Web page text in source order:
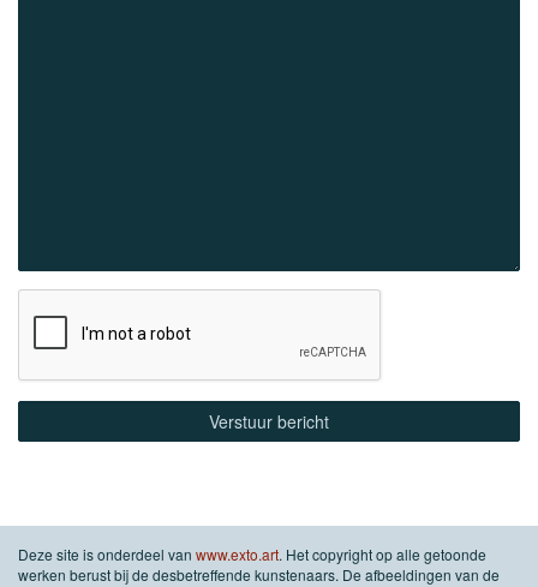
Deze site is onderdeel van www.exto.art. Het copyright op alle getoonde
werken berust bij de desbetreffende kunstenaars. De afbeeldingen van de